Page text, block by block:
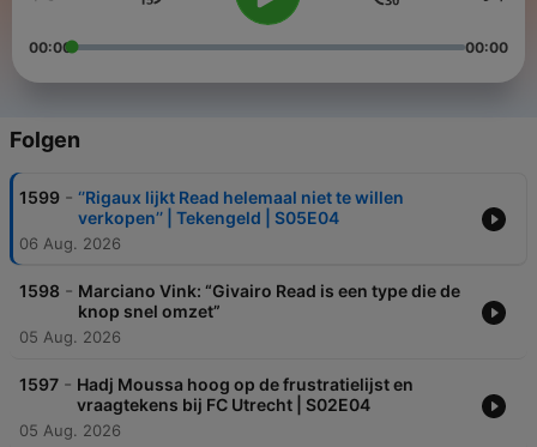
00:00 00:00
Folgen
1599 - ‘’Rigaux lijkt Read helemaal niet te willen
verkopen’’ | Tekengeld | S05E04
06 Aug. 2026
1598 - Marciano Vink: “Givairo Read is een type die de
knop snel omzet”
05 Aug. 2026
1597 - Hadj Moussa hoog op de frustratielijst en
vraagtekens bij FC Utrecht | S02E04
05 Aug. 2026